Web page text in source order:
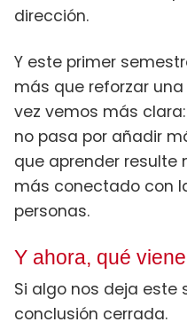
dirección.
Y este primer
más que reforzar
vez vemos más
no pasa por añadir
que aprender resulte
más conectado con
personas.
Y ahora, qué viene
Si algo nos deja este
conclusión cerrada.